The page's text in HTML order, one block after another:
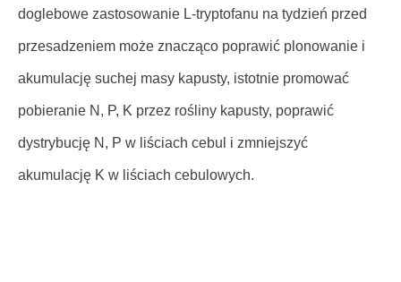
doglebowe zastosowanie L-tryptofanu na tydzień przed
przesadzeniem może znacząco poprawić plonowanie i
akumulację suchej masy kapusty, istotnie promować
pobieranie N, P, K przez rośliny kapusty, poprawić
dystrybucję N, P w liściach cebul i zmniejszyć
akumulację K w liściach cebulowych.